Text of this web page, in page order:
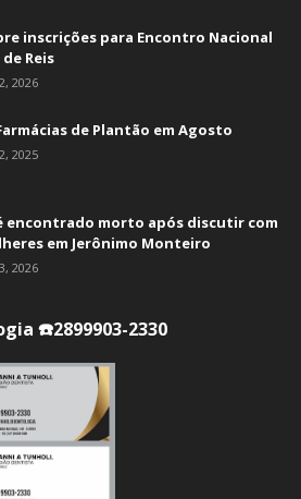
inscrições para Encontro Nacional
Reis
2026
de Plantão em Agosto
2025
encontrado morto após discutir com
em Jerônimo Monteiro
2026
☎️2899903-2330